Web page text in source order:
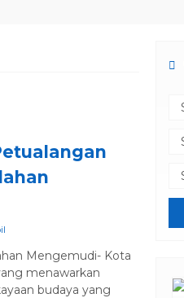
Mengemudi- Kota
menawarkan
budaya yang